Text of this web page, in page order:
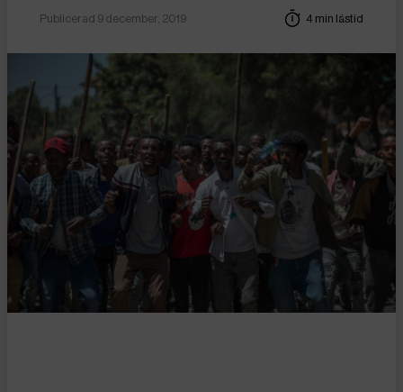
Publicerad 9 december, 2019 4 min lästid